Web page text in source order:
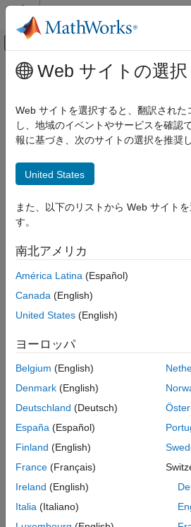
コンテンツへスキップ
オフキャンバス ナ
ドキュメンテーションのホーム
ブロックとブロックセットの作成
ブロック マスクの作成
Simulink.MaskParameter クラス
項目一覧
プロパティ
バージョン履歴
メインコンテンツ
名前空間:Simulink
このページをすべて展開する
説明
Simulink.MaskParameter
プロパティ
すべて展開する
edit
パラメ
ョン
セル(既定値) |
—
文字ベクトル
Web サイトの選択
Web サイトを選択すると、翻訳された
し、地域のイベントやサービスを確認
報に基づき、次のサイトの選択を推奨
United States
また、以下のリストから Web サイト
す。
南北アメリカ
América Latina (Español)
Canada (English)
United States (English)
ヨーロッパ
Belgium (English)
Denmark (English)
Deutschland (Deutsch)
España (Español)
Finland (English)
France (Français)
Ireland (English)
Italia (Italiano)